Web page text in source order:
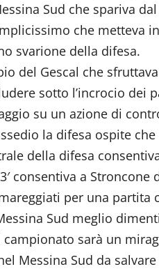
Sud che spariva
che metteva
svarione della difesa.
del Gescal che
sotto l’incrocio dei
su un azione di
la difesa ospite
della difesa
consentiva a Stroncone
per una partita
Sud meglio
sarà un
Messina Sud da